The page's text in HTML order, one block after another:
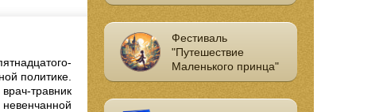
политике.
травник
Фестиваль
"Путешествие
Маленького принца"